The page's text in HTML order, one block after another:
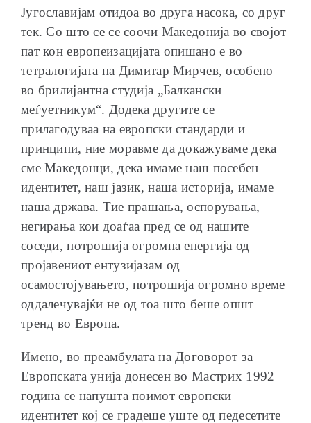
Југославијам отидоа во друга насока, со друг
тек. Со што се се соочи Македонија во својот
пат кон европеизацијата опишано е во
тетралогијата на Димитар Мирчев, особено
во брилијантна студија „Балкански
меѓуетникум“. Додека другите се
прилагодуваа на европски стандарди и
принципи, ние моравме да докажуваме дека
сме Македонци, дека имаме наш посебен
идентитет, наш јазик, наша историја, имаме
наша држава. Тие прашања, оспорувања,
негирања кои доаѓаа пред се од нашите
соседи, потрошија огромна енергија од
пројавениот ентузијазам од
осамостојувањето, потрошија огромно време
оддалечувајќи не од тоа што беше општ
тренд во Европа.
Имено, во преамбулата на Договорот за
Европската унија донесен во Мастрих 1992
година се напушта поимот европски
идентитет кој се градеше уште од педесетите